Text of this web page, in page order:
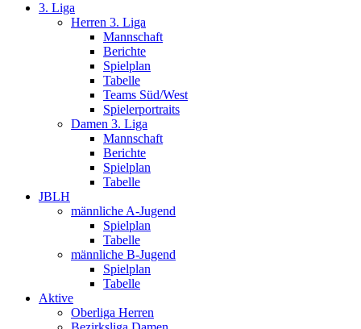
3. Liga
Herren 3. Liga
Mannschaft
Berichte
Spielplan
Tabelle
Teams Süd/West
Spielerportraits
Damen 3. Liga
Mannschaft
Berichte
Spielplan
Tabelle
JBLH
männliche A-Jugend
Spielplan
Tabelle
männliche B-Jugend
Spielplan
Tabelle
Aktive
Oberliga Herren